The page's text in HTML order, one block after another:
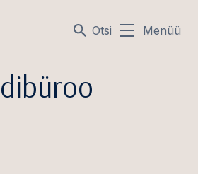
Otsi Menüü